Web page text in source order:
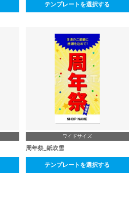
テンプレートを選択する
ワイドサイズ
周年祭_紙吹雪
テンプレートを選択する